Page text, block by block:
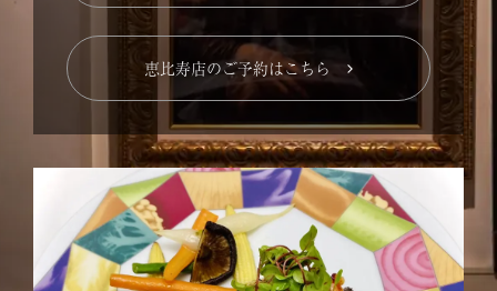
恵比寿店のご予約はこちら